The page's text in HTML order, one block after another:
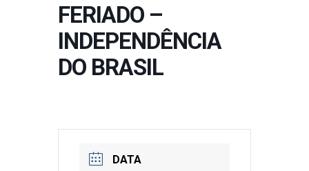
FERIADO –
INDEPENDÊNCIA
DO BRASIL
DATA